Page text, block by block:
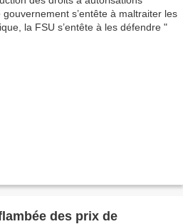
des prix de